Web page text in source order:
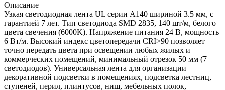
Описание
Узкая светодиодная лента UL серии A140 шириной 3.5 мм, с
гарантией 7 лет. Тип светодиода SMD 2835, 140 шт/м, белого
цвета свечения (6000K). Напряжение питания 24 В, мощность
6 Вт/м. Высокий индекс цветопередачи CRI>90 позволяет
точно передать цвета при освещении любых жилых и
коммерческих помещений, минимальный отрезок 50 мм (7
светодиодов). Универсальная лента для организации
декоративной подсветки в помещениях, подсветка лестниц,
ступеней, перил, плинтусов, ниш, мебельных полок,